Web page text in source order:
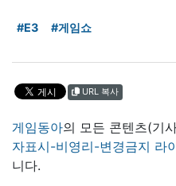
#E3 #게임쇼
URL 복사
게임동아의 모든 콘텐츠(기
자표시-비영리-변경금지 라
니다.